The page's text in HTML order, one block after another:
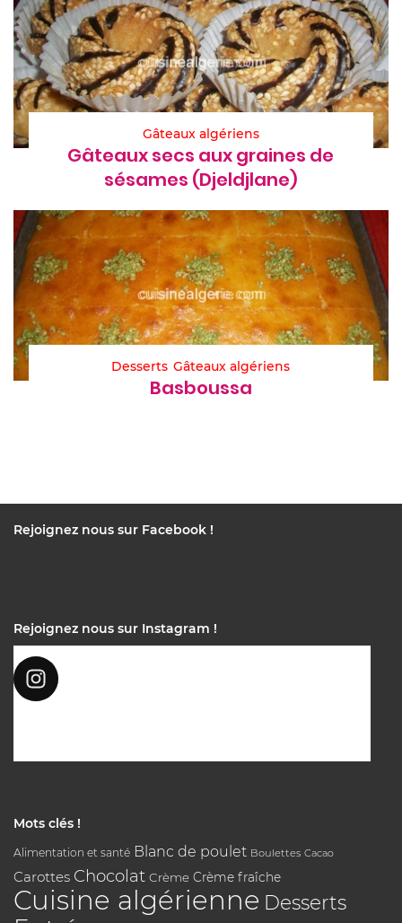
Gâteaux algériens
Gâteaux secs aux graines de
sésames (Djeldjlane)
Desserts Gâteaux algériens
Basboussa
Rejoignez nous sur Facebook !
Rejoignez nous sur Instagram !
Mots clés !
Alimentation et santé Blanc de poulet Boulettes Cacao
Carottes Chocolat Crème Crème fraîche
Cuisine algérienne Desserts